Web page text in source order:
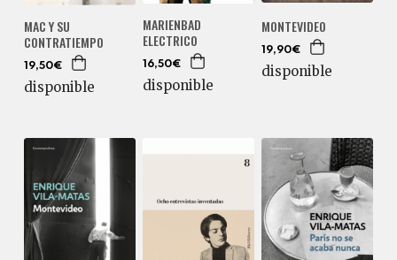
MAC Y SU
CONTRATIEMPO
19,50€
disponible
MARIENBAD
ELECTRICO
16,50€
disponible
MONTEVIDEO
19,90€
disponible